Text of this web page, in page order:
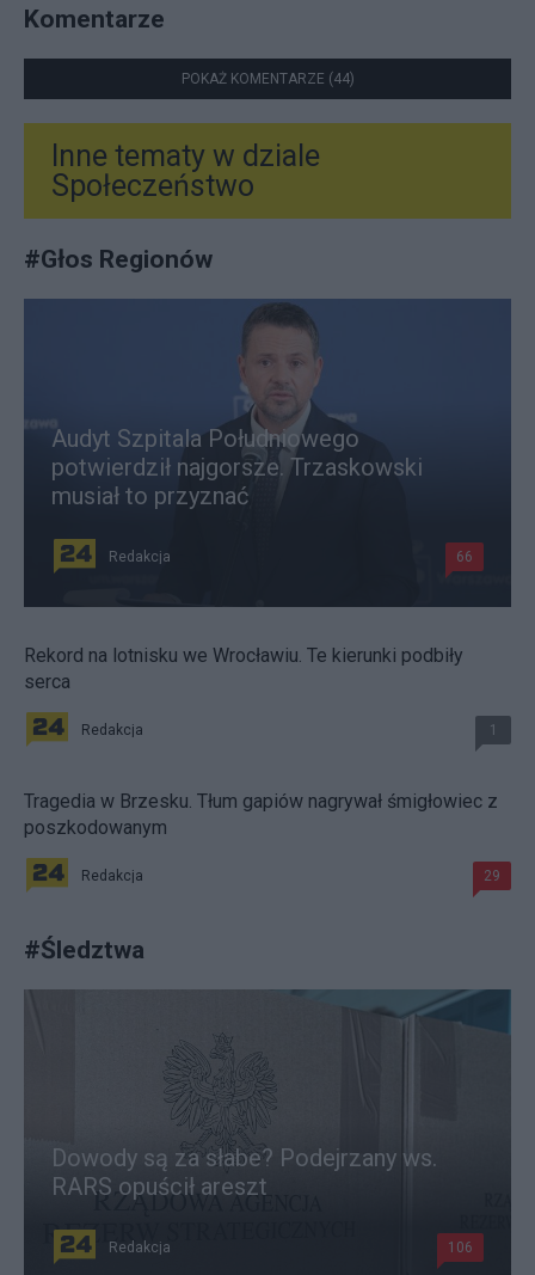
Komentarze
POKAŻ KOMENTARZE (44)
Inne tematy w dziale
Społeczeństwo
#Głos Regionów
Audyt Szpitala Południowego
potwierdził najgorsze. Trzaskowski
musiał to przyznać
Redakcja 66
Rekord na lotnisku we Wrocławiu. Te kierunki podbiły
serca
Redakcja 1
Tragedia w Brzesku. Tłum gapiów nagrywał śmigłowiec z
poszkodowanym
Redakcja 29
#Śledztwa
Dowody są za słabe? Podejrzany ws.
RARS opuścił areszt
Redakcja 106